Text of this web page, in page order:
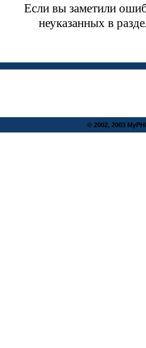
Если вы заметили
неуказанных в
© 2002, 2003